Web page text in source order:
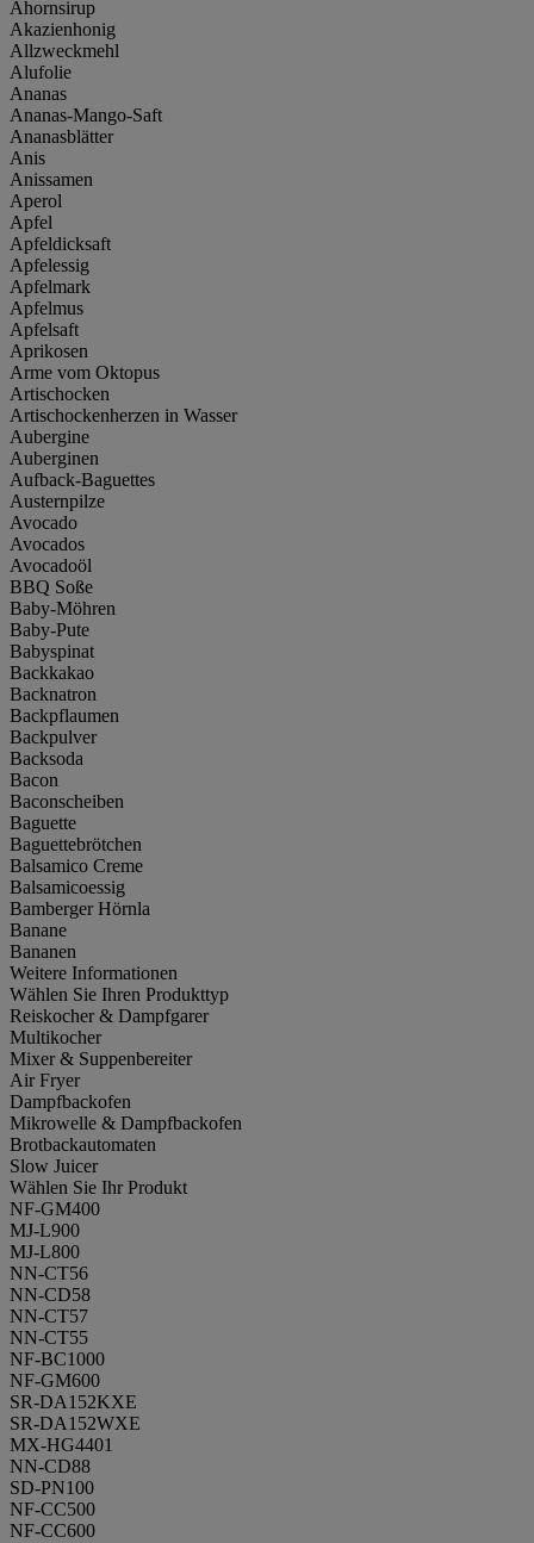
Ahornsirup
Akazienhonig
Allzweckmehl
Alufolie
Ananas
Ananas-Mango-Saft
Ananasblätter
Anis
Anissamen
Aperol
Apfel
Apfeldicksaft
Apfelessig
Apfelmark
Apfelmus
Apfelsaft
Aprikosen
Arme vom Oktopus
Artischocken
Artischockenherzen in Wasser
Aubergine
Auberginen
Aufback-Baguettes
Austernpilze
Avocado
Avocados
Avocadoöl
BBQ Soße
Baby-Möhren
Baby-Pute
Babyspinat
Backkakao
Backnatron
Backpflaumen
Backpulver
Backsoda
Bacon
Baconscheiben
Baguette
Baguettebrötchen
Balsamico Creme
Balsamicoessig
Bamberger Hörnla
Banane
Bananen
Weitere Informationen
Wählen Sie Ihren Produkttyp
Reiskocher & Dampfgarer
Multikocher
Mixer & Suppenbereiter
Air Fryer
Dampfbackofen
Mikrowelle & Dampfbackofen
Brotbackautomaten
Slow Juicer
Wählen Sie Ihr Produkt
NF-GM400
MJ-L900
MJ-L800
NN-CT56
NN-CD58
NN-CT57
NN-CT55
NF-BC1000
NF-GM600
SR-DA152KXE
SR-DA152WXE
MX-HG4401
NN-CD88
SD-PN100
NF-CC500
NF-CC600